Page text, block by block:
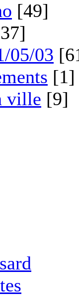
[49]
05/03
[1]
ville [9]